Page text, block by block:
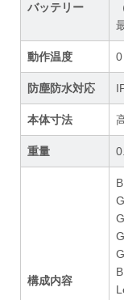
バッテリー
動作温度
防塵防水対応
本体寸法
重量
構成内容